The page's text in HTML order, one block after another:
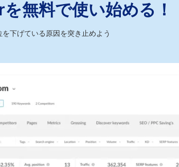
無料で使い始める！
下げている原因を突き止めよう